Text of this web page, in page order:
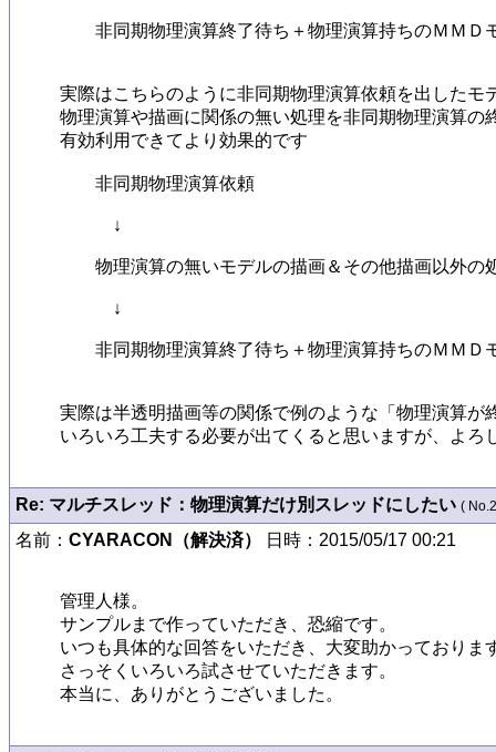
実際はこちらのように非同期物理演算依頼を出した
物理演算や描画に関係の無い処理を非同期物理演算
有効利用できてより効果的です
実際は半透明描画等の関係で例のような「物理演算
いろいろ工夫する必要が出てくると思いますが、よろ
Re: マルチスレッド：物理演算だけ別スレッドにしたい (
名前： CYARACON（解決済） 日時：2015/05/17 00:21
管理人様。
サンプルまで作っていただき、恐縮です。
いつも具体的な回答をいただき、大変助かっており
さっそくいろいろ試させていただきます。
本当に、ありがとうございました。